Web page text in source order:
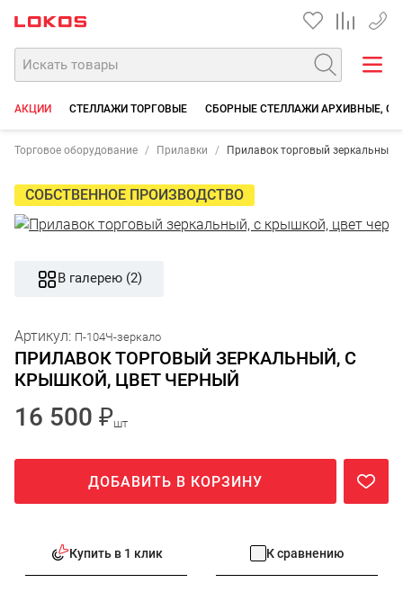
+7
АКЦИИ СТЕЛЛАЖИ ТОРГОВЫЕ СБОРНЫЕ СТЕЛЛАЖИ АРХИВНЫЕ,
Торговое оборудование Прилавки Прилавок торговый зеркальный,
СОБСТВЕННОЕ ПРОИЗВОДСТВО
В галерею (2)
Артикул: П-104Ч-зеркало
ПРИЛАВОК ТОРГОВЫЙ ЗЕРКАЛЬНЫЙ, С
КРЫШКОЙ, ЦВЕТ ЧЕРНЫЙ
16 500 ₽шт
ДОБАВИТЬ В КОРЗИНУ
Купить в 1 клик К сравнению